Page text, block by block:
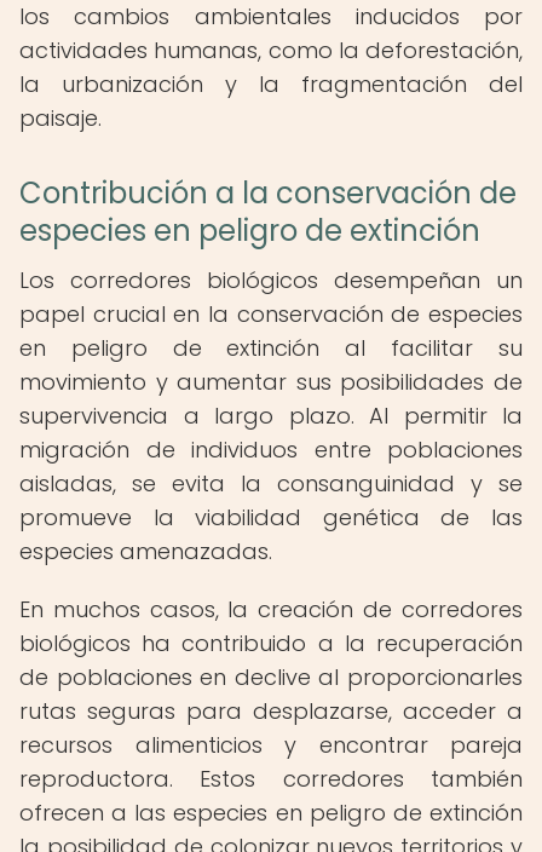
los cambios ambientales inducidos por
actividades humanas, como la deforestación,
la urbanización y la fragmentación del
paisaje.
Contribución a la conservación de
especies en peligro de extinción
Los corredores biológicos desempeñan un
papel crucial en la conservación de especies
en peligro de extinción al facilitar su
movimiento y aumentar sus posibilidades de
supervivencia a largo plazo. Al permitir la
migración de individuos entre poblaciones
aisladas, se evita la consanguinidad y se
promueve la viabilidad genética de las
especies amenazadas.
En muchos casos, la creación de corredores
biológicos ha contribuido a la recuperación
de poblaciones en declive al proporcionarles
rutas seguras para desplazarse, acceder a
recursos alimenticios y encontrar pareja
reproductora. Estos corredores también
ofrecen a las especies en peligro de extinción